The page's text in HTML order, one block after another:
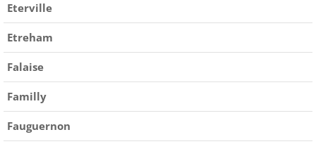
Eterville
Etreham
Falaise
Familly
Fauguernon